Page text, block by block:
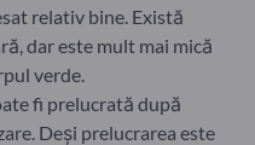
relativ bine. Există
dar este mult mai mică
verde.
fi prelucrată după
Deși prelucrarea este